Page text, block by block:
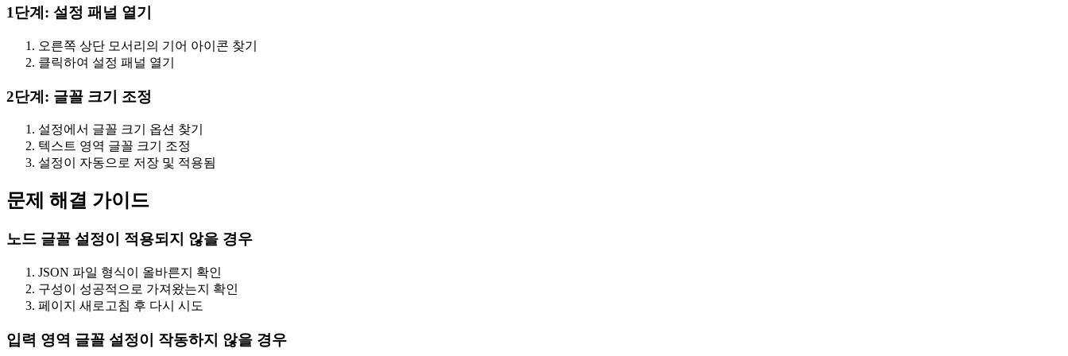
1단계: 설정 패널 열기
오른쪽 상단 모서리의 기어 아이콘 찾기
클릭하여 설정 패널 열기
2단계: 글꼴 크기 조정
설정에서 글꼴 크기 옵션 찾기
텍스트 영역 글꼴 크기 조정
설정이 자동으로 저장 및 적용됨
문제 해결 가이드
노드 글꼴 설정이 적용되지 않을 경우
JSON 파일 형식이 올바른지 확인
구성이 성공적으로 가져왔는지 확인
페이지 새로고침 후 다시 시도
입력 영역 글꼴 설정이 작동하지 않을 경우